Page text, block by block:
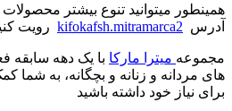
همینطور میتوانید تنوع بیشتر محصولات
آدرس kifokafsh.mitramarca2 رویت
مجموعه میترا مارکا با یک دهه سابقه
های مردانه و زنانه و بچگانه، به شما
برای نیاز خود داشته باشید